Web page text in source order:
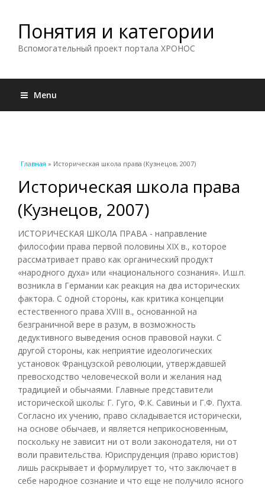
Понятия и категории
Вспомогательный проект портала ХРОНОС
Menu
Вы здесь
Главная » Историческая школа права (Кузнецов, 2007)
Историческая школа права
(Кузнецов, 2007)
ИСТОРИЧЕСКАЯ ШКОЛА ПРАВА - направление
философии права первой половины XIX в., которое
рассматривает право как органический продукт
«народного духа» или «национального сознания». И.ш.п.
возникла в Германии как реакция на два исторических
фактора. С одной стороны, как критика концепции
естественного права XVIII в., основанной на
безграничной вере в разум, в возможность
дедуктивного выведения основ правовой науки. С
другой стороны, как неприятие идеологических
установок Французской революции, утверждавшей
превосходство человеческой воли и желания над
традицией и обычаями. Главные представители
исторической школы: Г. Гуго, Ф.К. Савиньи и Г.Ф. Пухта.
Согласно их учению, право складывается исторически,
на основе обычаев, и является неприкосновенным,
поскольку не зависит ни от воли законодателя, ни от
воли правительства. Юриспруденция (право юристов)
лишь раскрывает и формулирует то, что заключает в
себе народное сознание и что еще не получило ясного